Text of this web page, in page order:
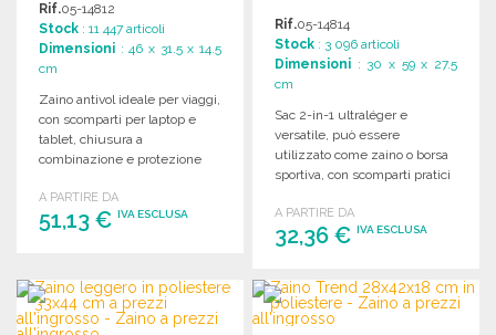
Rif.05-14812
Stock : 11 447 articoli
Dimensioni : 46 x 31.5 x 14.5
cm
Zaino antivol ideale per viaggi,
con scomparti per laptop e
tablet, chiusura a
combinazione e protezione
46 cm.
A PARTIRE DA
51,13 € IVA ESCLUSA
Richiedi un preventivo
Rif.05-14814
Stock : 3 096 articoli
Dimensioni : 30 x 59 x 27.5
cm
Sac 2-in-1 ultraléger e
versatile, può essere
utilizzato come zaino o borsa
sportiva, con scomparti pratici
A PARTIRE DA
32,36 €IVA ESCLUSA
ORDINARE
Richiedi un preventivo